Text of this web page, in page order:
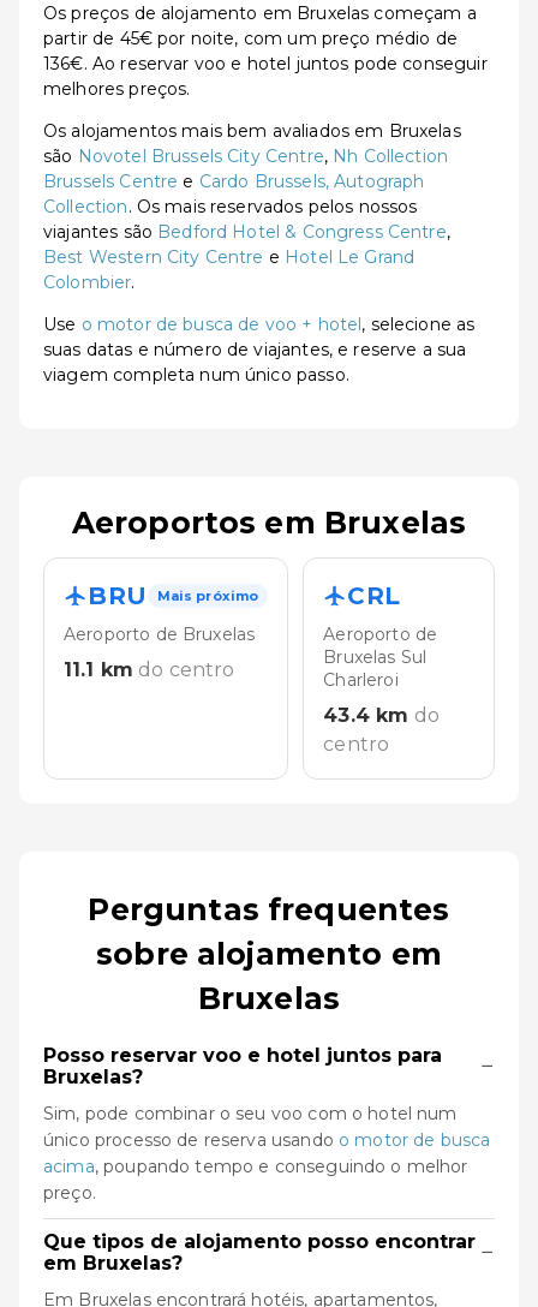
Os preços de alojamento em Bruxelas começam a
partir de 45€ por noite, com um preço médio de
136€. Ao reservar voo e hotel juntos pode conseguir
melhores preços.
Os alojamentos mais bem avaliados em Bruxelas
são Novotel Brussels City Centre, Nh Collection
Brussels Centre e Cardo Brussels, Autograph
Collection. Os mais reservados pelos nossos
viajantes são Bedford Hotel & Congress Centre,
Best Western City Centre e Hotel Le Grand
Colombier.
Use o motor de busca de voo + hotel, selecione as
suas datas e número de viajantes, e reserve a sua
viagem completa num único passo.
Aeroportos em Bruxelas
BRU Mais próximo
Aeroporto de Bruxelas
11.1 km do centro
CRL
Aeroporto de
Bruxelas Sul
Charleroi
43.4km do
centro
Perguntas frequentes
sobre alojamento em
Bruxelas
Posso reservar voo e hotel juntos para
Bruxelas?
−
Sim, pode combinar o seu voo com o hotel num
único processo de reserva usando o motor de busca
acima, poupando tempo e conseguindo o melhor
preço.
Que tipos de alojamento posso encontrar
em Bruxelas?
−
Em Bruxelas encontrará hotéis, apartamentos,